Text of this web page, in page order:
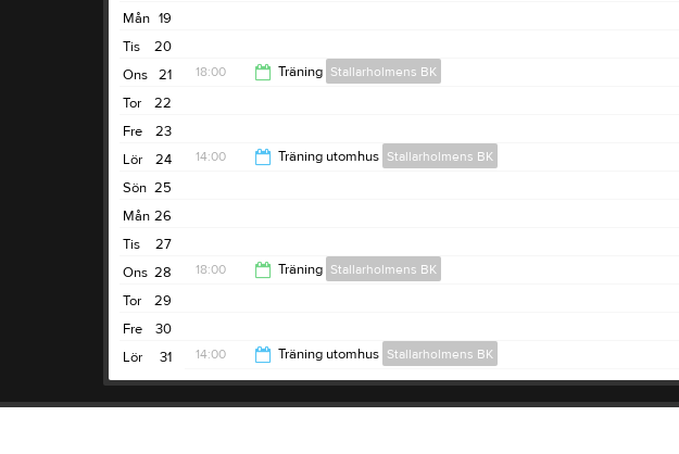
19
Mån
20
Tis
21
Ons 18:00 Träning Stallarholmens BK
22
Tor
23
Fre
24
Lör 14:00 Träning utomhus Stallarholmens BK
25
Sön
26
Mån
27
Tis
28
Ons 18:00 Träning Stallarholmens BK
29
Tor
30
Fre
31
Lör 14:00 Träning utomhus Stallarholmens BK
15:00